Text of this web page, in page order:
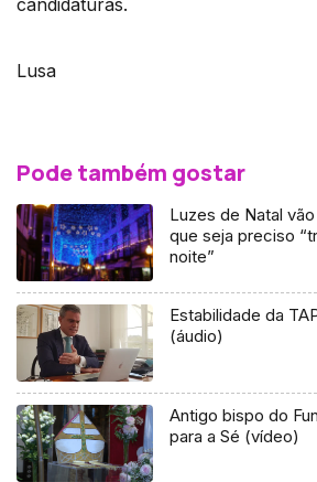
candidaturas.
Lusa
Pode também gostar
Luzes de Natal
que seja preciso
noite”
Estabilidade da
(áudio)
Antigo bispo do
para a Sé (vídeo)